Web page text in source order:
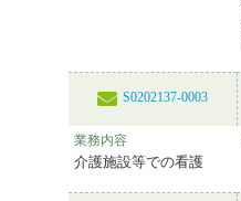
S0202137-0003
業務内容
介護施設等での看護